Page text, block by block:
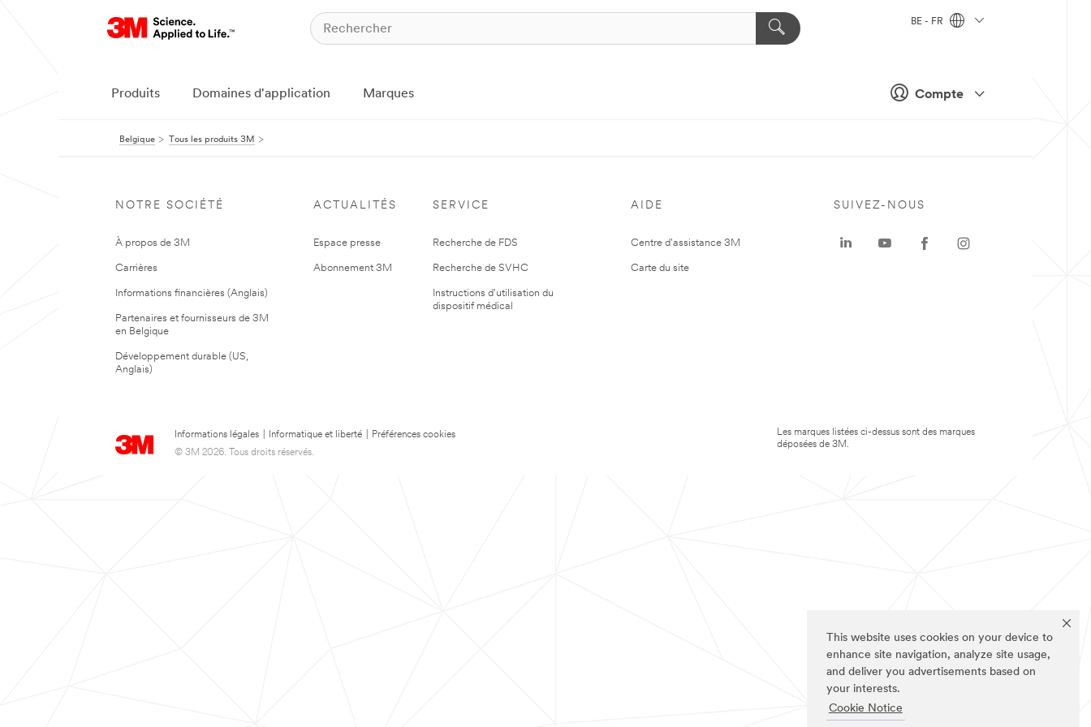
This website uses cookies on your device to
enhance site navigation, analyze site usage,
and deliver you advertisements based on
your interests.
Cookie Notice
Compte
BE - FR
Produits Domaines d'application Marques
Belgique Tous les produits 3M
NOTRE SOCIÉTÉ
À propos de 3M
Carrières
Informations financières (Anglais)
Partenaires et fournisseurs de 3M
en Belgique
Développement durable (US,
Anglais)
ACTUALITÉS
Espace presse
Abonnement 3M
SERVICE
Recherche de FDS
Recherche de SVHC
Instructions d'utilisation du
dispositif médical
AIDE
Centre d'assistance 3M
Carte du site
Informations légales Informatique et liberté
Préférences cookies
© 3M 2026. Tous droits réservés.
SUIVEZ-NOUS
Les marques listées ci-dessus sont des marques
déposées de 3M.